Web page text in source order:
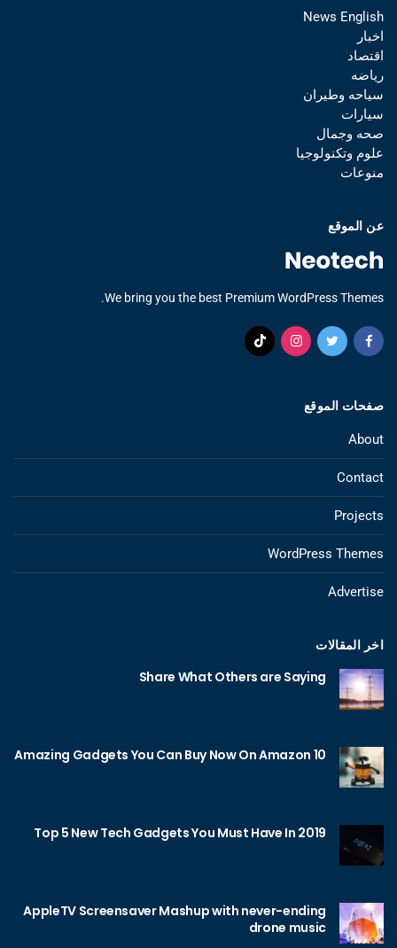
News English
اخبار
اقتصاد
رياضه
سياحه وطيران
سيارات
صحه وجمال
علوم وتكنولوجيا
منوعات
عن الموقع
We bring you the best Premium WordPress Themes.
صفحات الموقع
About
Contact
Projects
WordPress Themes
Advertise
اخر المقالات
Share What Others are Saying
10 Amazing Gadgets You Can Buy Now On Amazon
Top 5 New Tech Gadgets You Must Have In 2019
AppleTV Screensaver Mashup with never-ending
drone music